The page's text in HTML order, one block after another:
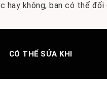
hay không, bạn có thể
CÓ THỂ SỬA KHI